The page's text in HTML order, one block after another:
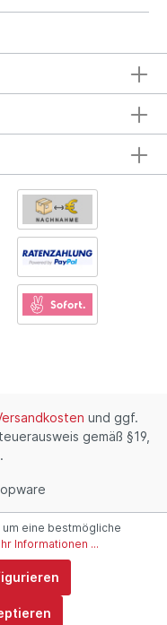
und ggf.
gemäß §19,
eine bestmögliche
Informationen ...